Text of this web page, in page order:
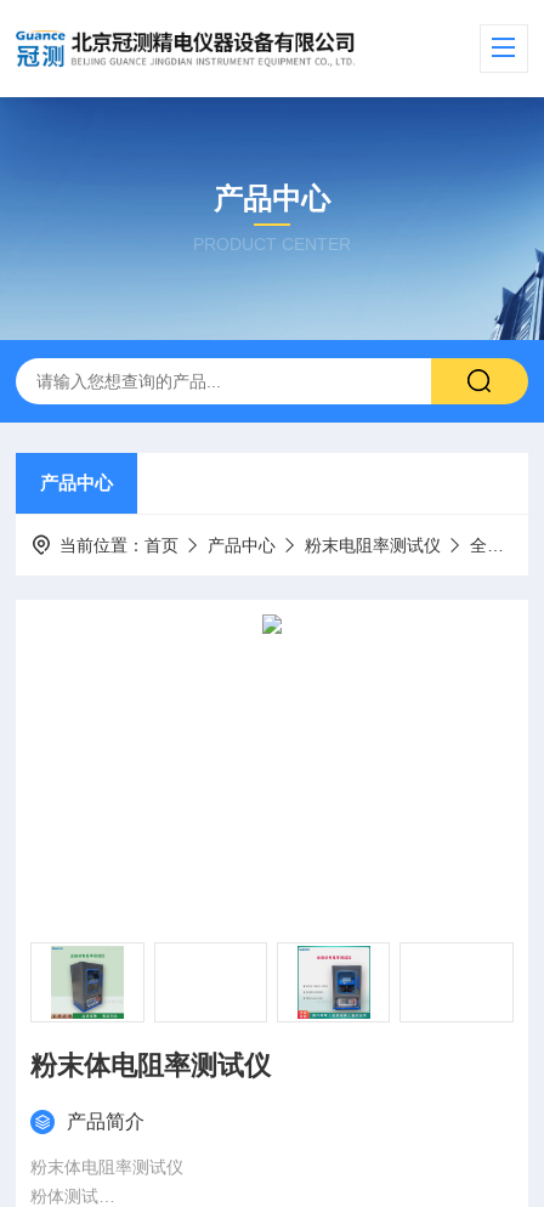
产品中心
PRODUCT CENTER
产品中心
当前位置：首页 产品中心 粉末电阻率测试仪 全自动粉末电阻率测试仪
粉末体电阻率测试仪
产品简介
粉末体电阻率测试仪
粉体测试